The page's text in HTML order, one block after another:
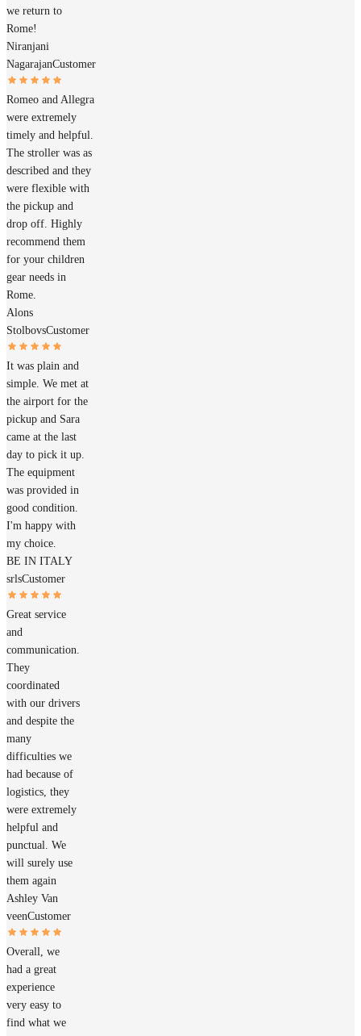
we return to
Rome!
Niranjani
NagarajanCustomer
Romeo and Allegra
were extremely
timely and helpful.
The stroller was as
described and they
were flexible with
the pickup and
drop off. Highly
recommend them
for your children
gear needs in
Rome.
Alons
StolbovsCustomer
It was plain and
simple. We met at
the airport for the
pickup and Sara
came at the last
day to pick it up.
The equipment
was provided in
good condition.
I'm happy with
my choice.
BE IN ITALY
srlsCustomer
Great service
and
communication.
They
coordinated
with our drivers
and despite the
many
difficulties we
had because of
logistics, they
were extremely
helpful and
punctual. We
will surely use
them again
Ashley Van
veenCustomer
Overall, we
had a great
experience
very easy to
find what we